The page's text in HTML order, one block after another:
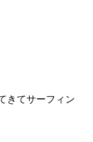
きてサーフィン